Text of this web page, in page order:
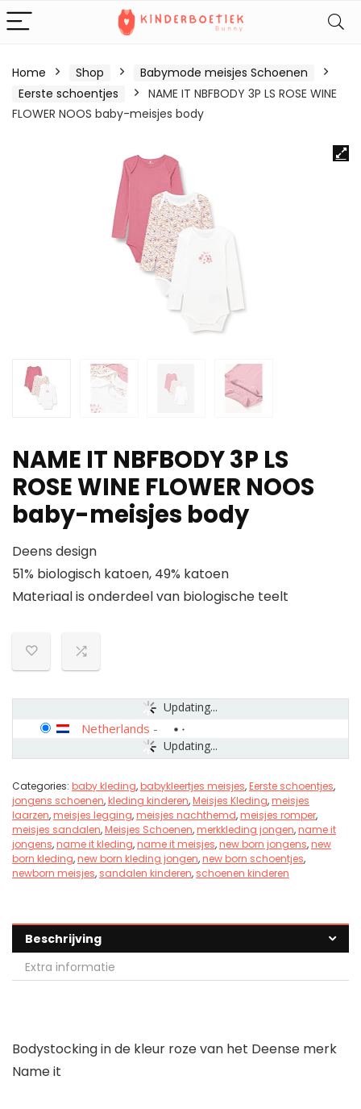
Home Shop
Babymode meisjes Schoenen
Eerste schoentjes
NAME IT NBFBODY 3P LS ROSE WINE
FLOWER NOOS baby-meisjes body
NAME IT NBFBODY 3P LS
ROSE WINE FLOWER NOOS
baby-meisjes body
Deens design
51% biologisch katoen, 49% katoen
Materiaal is onderdeel van biologische teelt
Updating...
Updating...
Netherlands -
Categories: baby kleding,babykleertjes meisjes,Eerste schoentjes,
jongens schoenen,kleding kinderen,Meisjes Kleding,meisjes
laarzen,meisjes legging,meisjes nachthemd,meisjes romper,
meisjes sandalen,Meisjes Schoenen,merkkleding jongen,name it
jongens,name it kleding,name it meisjes,new born jongens,new
born kleding,new born kleding jongen,new born schoentjes,
newborn meisjes, sandalen kinderen, schoenen kinderen
Beschrijving
Extra informatie
Bodystocking in de kleur roze van het Deense merk
Name it